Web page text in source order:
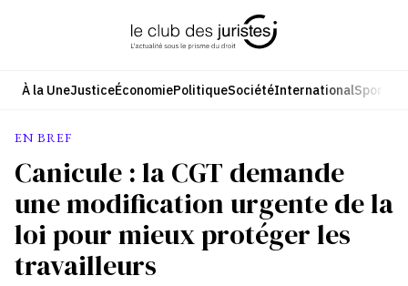
À la UneJusticeÉconomiePolitiqueSociétéInternationalSport
EN BREF
Canicule : la CGT demande
une modification urgente de la
loi pour mieux protéger les
travailleurs